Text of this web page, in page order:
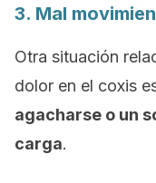
3. Mal
Otra situación
dolor en el coxis
agacharse o un
carga.